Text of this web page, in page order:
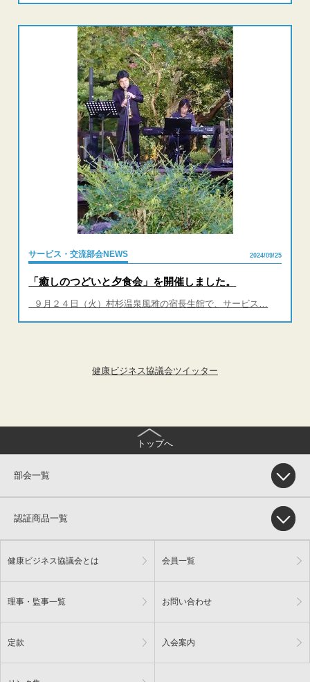
サービス・交流部会NEWS 2024/09/25
「癒しのつどいと夕食会」を開催しました。
９月２４日（火）村杉温泉風雅の宿長生館で、サービス…
健康ビジネス協議会ツイッター
トップへ
部会一覧
認証商品一覧
健康ビジネス協議会とは 会員一覧
理事・監事一覧 お問い合わせ
定款 入会案内